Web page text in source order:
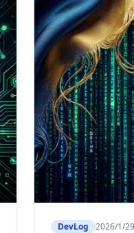
DevLog 2026/1/29